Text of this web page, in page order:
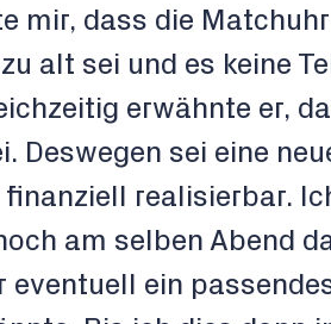
mir, dass die
alt sei und es keine
erwähnte er,
Deswegen sei eine
realisierbar.
am selben Abend
eventuell ein